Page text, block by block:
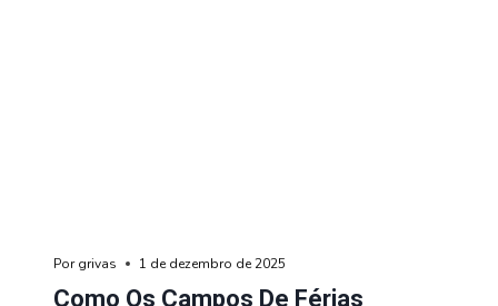
Como Os Campos De Férias
Por grivas 1 de dezembro de 2025